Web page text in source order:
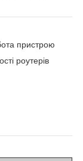
пристрою
роутерів